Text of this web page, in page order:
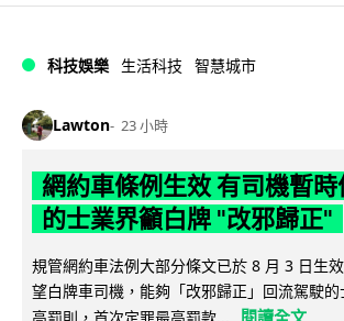
科技娛樂 生活科技 智慧城市
Lawton 23 小時
網約車條例生效 有司機暫
的士業界籲白牌 "改邪歸正"
規管網約車法例大部分條文已於 8 月 3 日生
望白牌車司機，能夠「改邪歸正」回流駕駛
閱讀全文